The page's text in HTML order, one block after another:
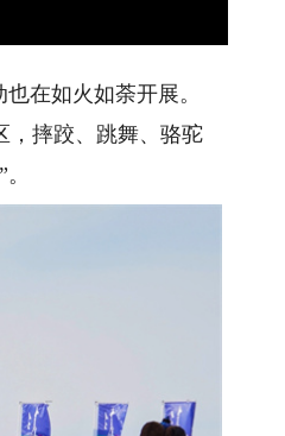
在如火如荼开展。
摔跤、跳舞、骆驼